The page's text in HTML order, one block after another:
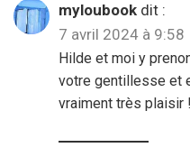
myloubook dit :
7 avril 2024 à 9:58
Hilde et moi y
votre gentillesse et
vraiment très plaisir !